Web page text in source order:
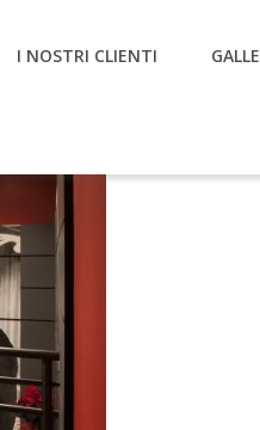
I NOSTRI CLIENTI